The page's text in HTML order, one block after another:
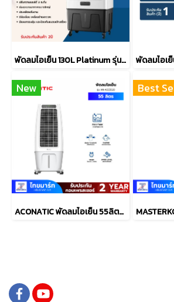
พัดลมไอเย็น 130L Platinum รุ่น JM-150
New
ACONATIC พัดลมไอเย็น 55ลิตร รุ่น AN-ACC5520
Best